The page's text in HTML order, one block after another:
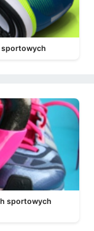
sportowych
sportowych